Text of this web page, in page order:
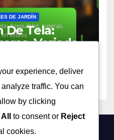
DE JARDÍN
De Tela:
Variadas
SALCEDO
experience, deliver
traffic. You can
by clicking
to consent or Reject
cookies.